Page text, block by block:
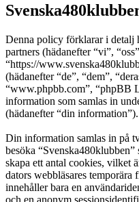
Denna policy förklarar i detalj
partners (hädanefter “vi”,
“https://
(hädanefter “de”, “dem”,
“www.phpbb.com”, “phpBB
information som samlas in
(hädanefter “din information”).
Din information samlas in på
besöka
skapa ett antal cookies, vilket
dators webbläsares temporära
innehåller bara en
och en anonym